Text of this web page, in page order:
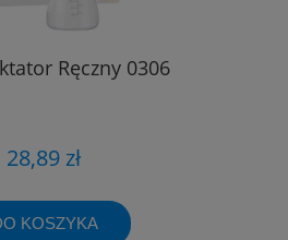
Ręczny 0306
28,89 zł
KOSZYKA